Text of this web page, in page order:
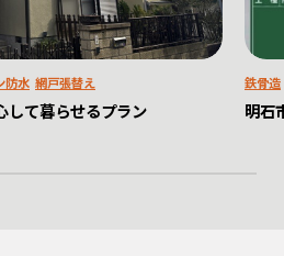
防水 網戸張替え
て暮らせるプラン
鉄骨造
明石